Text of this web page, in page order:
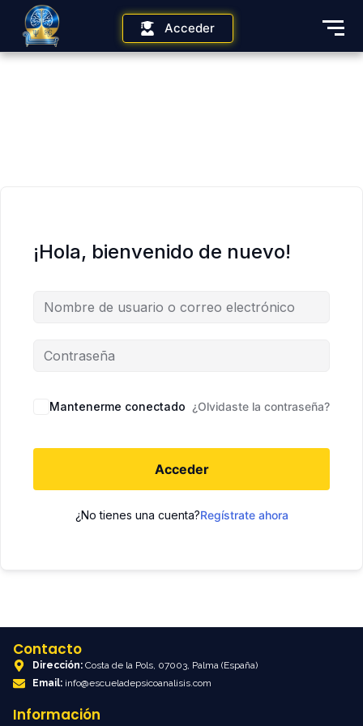
Acceder
¡Hola, bienvenido de nuevo!
Mantenerme conectado ¿Olvidaste la contraseña?
Acceder
¿No tienes una cuenta?Regístrate ahora
Contacto
Dirección: Costa de la Pols, 07003, Palma (España)
Email: info@escueladepsicoanalisis.com
Información